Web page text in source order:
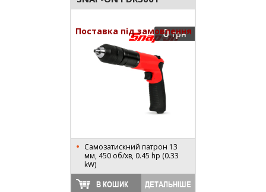
0грн
Поставка під замовлення
Самозатискний патрон 13
мм, 450 об/хв, 0.45 hp (0.33
kW)
В КОШИК ДЕТАЛЬНІШЕ